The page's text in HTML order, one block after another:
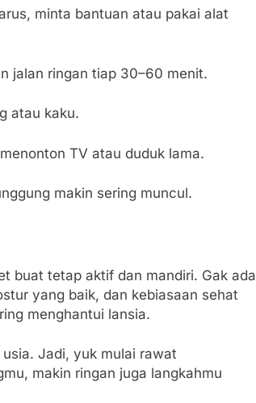
minta bantuan atau pakai alat
jalan ringan tiap 30–60 menit.
atau kaku.
TV atau duduk lama.
makin sering muncul.
buat tetap aktif dan mandiri. Gak ada
yang baik, dan kebiasaan sehat
menghantui lansia.
Jadi, yuk mulai rawat
makin ringan juga langkahmu